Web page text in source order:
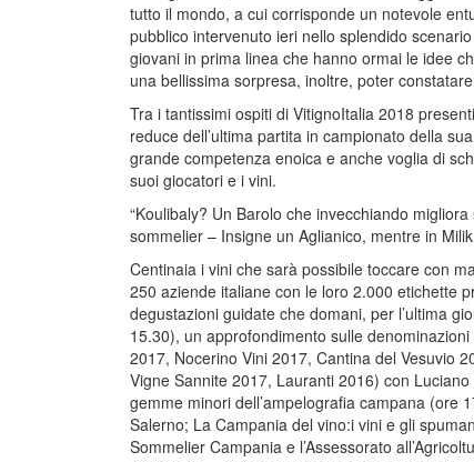
tutto il mondo, a cui corrisponde un notevole
pubblico intervenuto ieri nello splendido
giovani in prima linea che hanno ormai le idee
una bellissima sorpresa, inoltre, poter
Tra i tantissimi ospiti di VitignoItalia 2018
reduce dell’ultima partita in campionato della
grande competenza enoica e anche voglia di
suoi giocatori e i vini.
“Koulibaly? Un Barolo che invecchiando
sommelier – Insigne un Aglianico, mentre in
Centinaia i vini che sarà possibile toccare con
250 aziende italiane con le loro 2.000 etichette
degustazioni guidate che domani, per l’ultima
15.30), un approfondimento sulle
2017, Nocerino Vini 2017, Cantina del Vesuvio
Vigne Sannite 2017, Lauranti 2016) con
gemme minori dell’ampelografia campana (ore
Salerno; La Campania del vino:i vini e gli
Sommelier Campania e l’Assessorato